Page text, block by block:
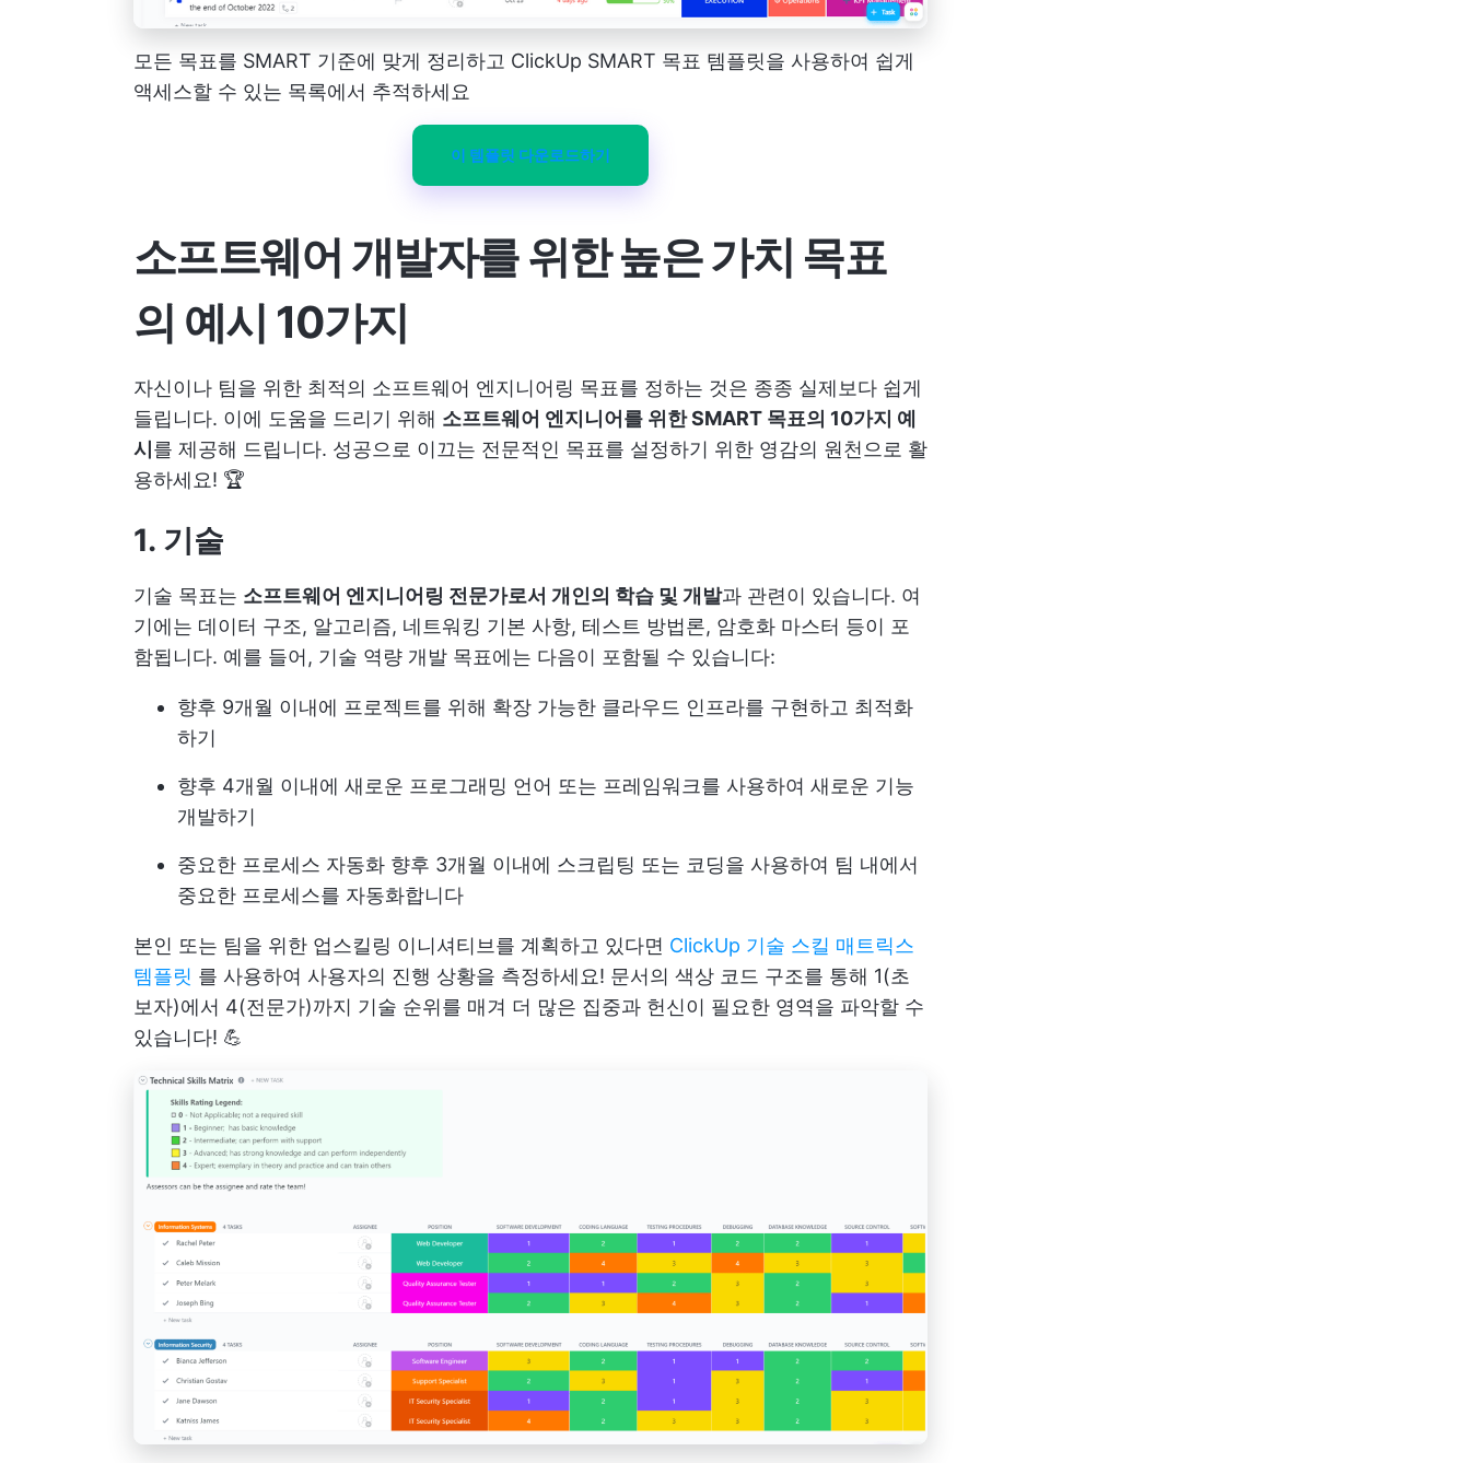
모든 목표를 SMART 기준에 맞게 정리하고 ClickUp SMART 목표 템플릿을 사용하여 쉽게
액세스할 수 있는 목록에서 추적하세요
이 템플릿 다운로드하기
소프트웨어 개발자를 위한 높은 가치 목표
의 예시 10가지
자신이나 팀을 위한 최적의 소프트웨어 엔지니어링 목표를 정하는 것은 종종 실제보다 쉽게
들립니다. 이에 도움을 드리기 위해 소프트웨어 엔지니어를 위한 SMART 목표의 10가지 예
시 를 제공해 드립니다. 성공으로 이끄는 전문적인 목표를 설정하기 위한 영감의 원천으로 활
용하세요! 🏆
1. 기술
기술 목표는 소프트웨어 엔지니어링 전문가로서 개인의 학습 및 개발과 관련이 있습니다. 여
기에는 데이터 구조, 알고리즘, 네트워킹 기본 사항, 테스트 방법론, 암호화 마스터 등이 포
함됩니다. 예를 들어, 기술 역량 개발 목표에는 다음이 포함될 수 있습니다:
향후 9개월 이내에 프로젝트를 위해 확장 가능한 클라우드 인프라를 구현하고 최적화
하기
향후 4개월 이내에 새로운 프로그래밍 언어 또는 프레임워크를 사용하여 새로운 기능
개발하기
중요한 프로세스 자동화 향후 3개월 이내에 스크립팅 또는 코딩을 사용하여 팀 내에서
중요한 프로세스를 자동화합니다
본인 또는 팀을 위한 업스킬링 이니셔티브를 계획하고 있다면 ClickUp 기술 스킬 매트릭스
템플릿 를 사용하여 사용자의 진행 상황을 측정하세요! 문서의 색상 코드 구조를 통해 1(초
보자)에서 4(전문가)까지 기술 순위를 매겨 더 많은 집중과 헌신이 필요한 영역을 파악할 수
있습니다! 💪